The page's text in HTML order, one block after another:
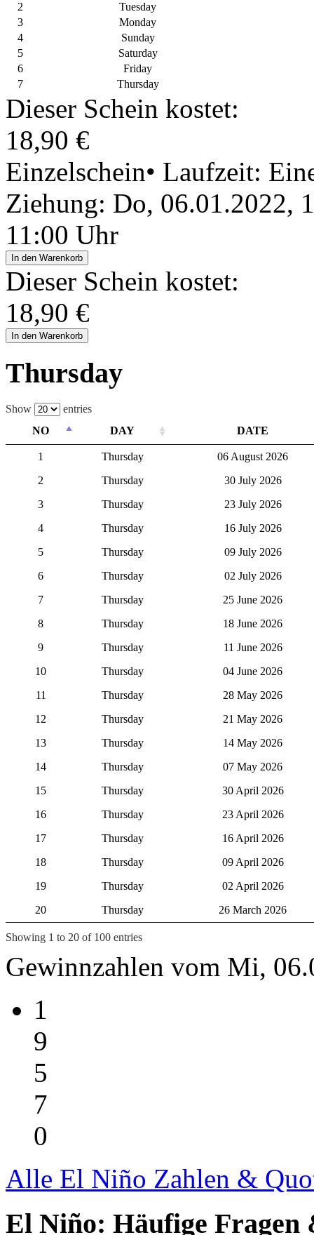
2
Tuesday
3
Monday
4
Sunday
5
Saturday
6
Friday
7
Thursday
Dieser Schein kostet:
18,90 €
Einzelschein• Laufzeit:
Ziehung: Do, 06.01.2022,
11:00 Uhr
In den Warenkorb
Dieser Schein kostet:
18,90 €
In den Warenkorb
Thursday
Show
entries
NO
DAY DATE
1 Thursday
06 August 2026
2
Thursday
30 July 2026
3
Thursday
23 July 2026
4
Thursday
16 July 2026
5
Thursday
09 July 2026
6
Thursday
02 July 2026
7
Thursday
25 June 2026
8
Thursday
18 June 2026
9
Thursday
11 June 2026
10
Thursday
04 June 2026
11
Thursday
28 May 2026
12
Thursday
21 May 2026
13
Thursday
14 May 2026
14
Thursday
07 May 2026
15
Thursday
30 April 2026
16
Thursday
23 April 2026
17
Thursday
16 April 2026
18
Thursday
09 April 2026
19
Thursday
02 April 2026
20
Thursday 26 March 2026
Showing 1 to 20 of 100 entries
Gewinnzahlen vom Mi,
1
9
5
7
0
Alle El Niño Zahlen &
El Niño: Häufige